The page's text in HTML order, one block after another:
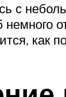
с
как